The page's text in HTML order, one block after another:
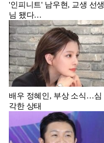
'인피니트' 남우현, 교생 선생
님 됐다…
배우 정혜인, 부상 소식…심
각한 상태